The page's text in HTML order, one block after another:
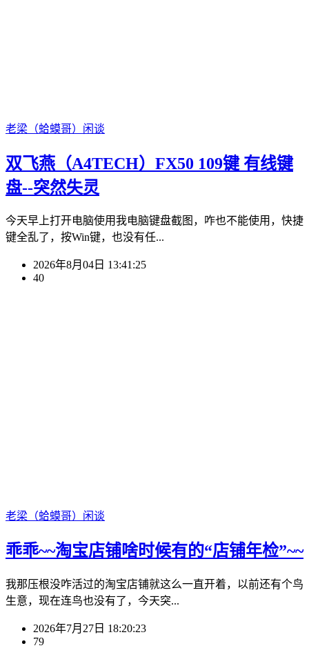
老梁（蛤蟆哥） 闲谈
双飞燕（A4TECH）FX50 109键 有线键
盘--突然失灵
今天早上打开电脑使用我电脑键盘截图，咋也不能使用，快捷
键全乱了，按Win键，也没有任...
2026年8月04日 13:41:25
40
老梁（蛤蟆哥） 闲谈
乖乖~~淘宝店铺啥时候有的“店铺年检”~~
我那压根没咋活过的淘宝店铺就这么一直开着，以前还有个鸟
生意，现在连鸟也没有了，今天突...
2026年7月27日 18:20:23
79